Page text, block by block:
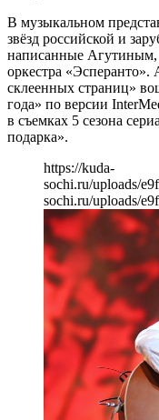
В музыкальном
звёзд российской и
написанные Агутиным,
оркестра «Эсперанто».
склеенных страниц»
года» по версии
в съемках 5 сезона
подарка».
https://kuda-
sochi.ru/uploads/
sochi.ru/uploads/